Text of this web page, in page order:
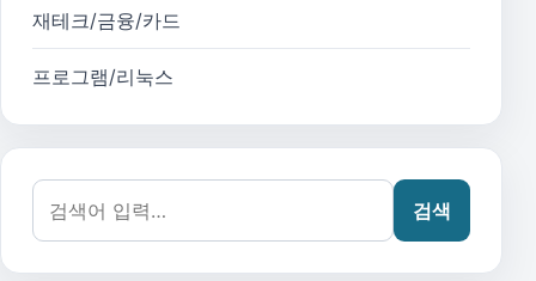
재테크/금융/카드
프로그램/리눅스
검색어:
검색